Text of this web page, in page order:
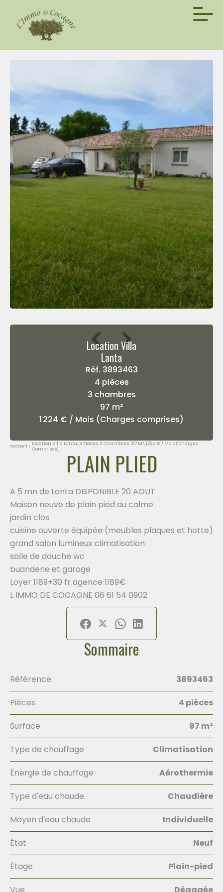
Location Villa
Lanta
Réf. 3893463
4 pièces
3 chambres
97 m²
1 224 € / Mois (Charges comprises)
Accueil
Location Villa Lanta, 4 Pièces, 3 Chambres, 97 M², 1 224 € / Mois (Charges
Comprises)
PLAIN PLIED
A 5 mn de Lanta DISPONIBLE 20 AOUT
Maison neuve de plain pied au calme
jardin clos
cuisine ouverte équipée (meubles plaques et hotte)
grand salon lumineux climatisation
salle de douche wc
buanderie et garage
Loyer 1189+30 fr agence 1189€
L IMMO DE COCAGNE 06 61 54 0902
Sommaire
Référence 3893463
Pièces 4 pièces
Surface 97 m²
Type de chauffage Climatisation
Énergie de chauffage Aérothermie
Type d'eau chaude Chaudière
Moyen d'eau chaude Individuelle
État Neuf
Étage Plain-pied